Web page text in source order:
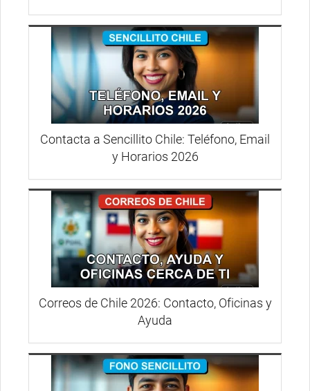
Contacta a Sencillito Chile: Teléfono, Email
y Horarios 2026
Correos de Chile 2026: Contacto, Oficinas y
Ayuda